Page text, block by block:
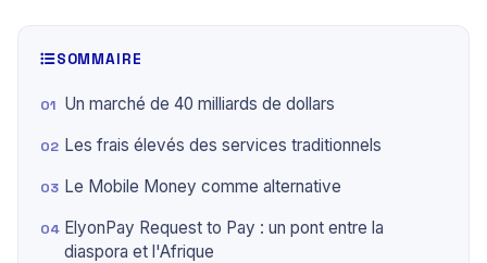
SOMMAIRE
Un marché de 40 milliards de dollars
Les frais élevés des services traditionnels
Le Mobile Money comme alternative
ElyonPay Request to Pay : un pont entre la
diaspora et l'Afrique